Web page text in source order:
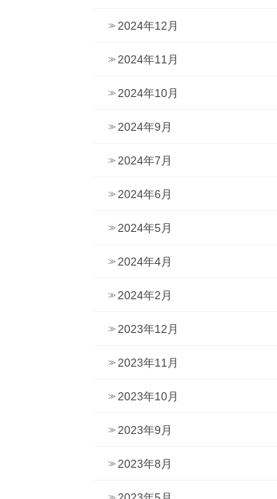
2024年12月
2024年11月
2024年10月
2024年9月
2024年7月
2024年6月
2024年5月
2024年4月
2024年2月
2023年12月
2023年11月
2023年10月
2023年9月
2023年8月